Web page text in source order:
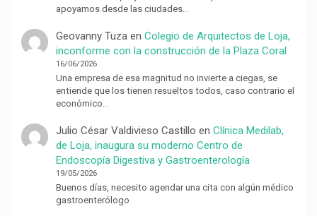
apoyamos desde las ciudades…
Geovanny Tuzaen Colegio de Arquitectos de Loja,
inconforme con la construcción de la Plaza Coral
16/06/2026
Una empresa de esa magnitud no invierte a ciegas, se
entiende que los tienen resueltos todos, caso contrario el
económico…
Julio César Valdivieso Castillo en Clínica Medilab,
de Loja, inaugura su moderno Centro de
Endoscopía Digestiva y Gastroenterología
19/05/2026
Buenos días, necesito agendar una cita con algún médico
gastroenterólogo